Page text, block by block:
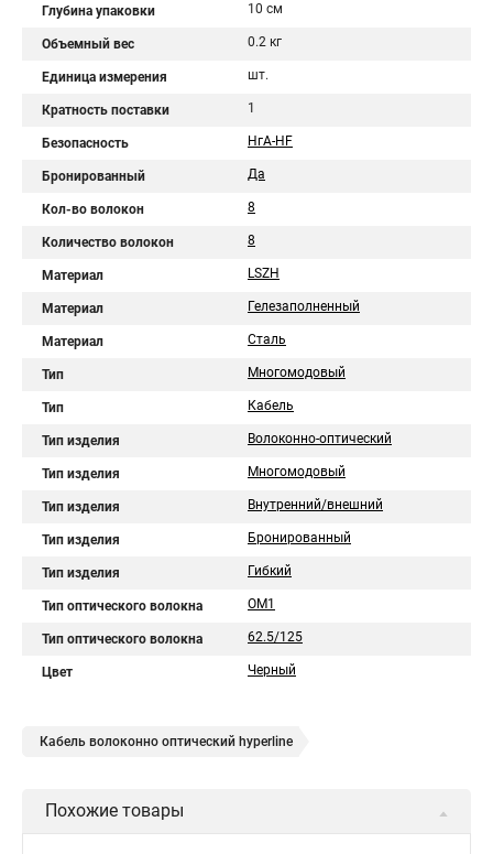
Глубина упаковки 10 см
Объемный вес 0.2 кг
Единица измерения шт.
Кратность поставки 1
Безопасность НгА-HF
Бронированный Да
Кол-во волокон 8
Количество волокон 8
Материал LSZH
Материал Гелезаполненный
Материал Сталь
Тип Многомодовый
Тип Кабель
Тип изделия Волоконно-оптический
Тип изделия Многомодовый
Тип изделия Внутренний/внешний
Тип изделия Бронированный
Тип изделия Гибкий
Тип оптического волокна OM1
Тип оптического волокна 62.5/125
Цвет Черный
Кабель волоконно оптический hyperline
Похожие товары